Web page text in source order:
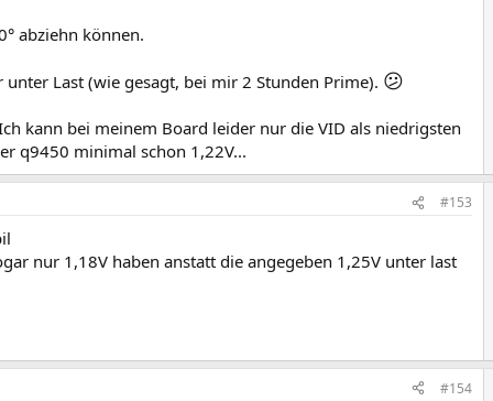
abziehn können.
Last (wie gesagt, bei mir 2 Stunden Prime). 😕
kann bei meinem Board leider nur die VID als niedrigsten
q9450 minimal schon 1,22V...
#153
nur 1,18V haben anstatt die angegeben 1,25V unter last
#154